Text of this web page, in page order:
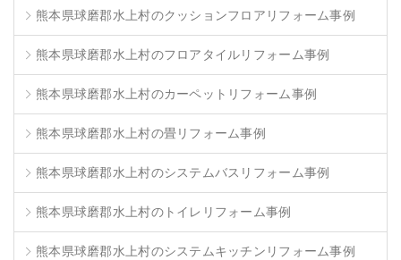
熊本県球磨郡水上村のクッションフロアリフォーム事例
熊本県球磨郡水上村のフロアタイルリフォーム事例
熊本県球磨郡水上村のカーペットリフォーム事例
熊本県球磨郡水上村の畳リフォーム事例
熊本県球磨郡水上村のシステムバスリフォーム事例
熊本県球磨郡水上村のトイレリフォーム事例
熊本県球磨郡水上村のシステムキッチンリフォーム事例